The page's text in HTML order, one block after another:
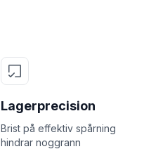
Lagerprecision
Brist på effektiv spårning
hindrar noggrann